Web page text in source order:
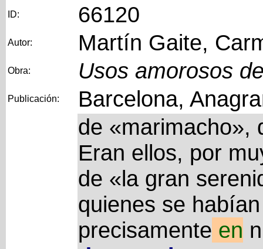
ID: 66120
Autor: Martín Gaite,
Obra: Usos amorosos
Publicación: Barcelona,
de «marimacho»,
Eran ellos, por
de «la gran
quienes se
precisamente en